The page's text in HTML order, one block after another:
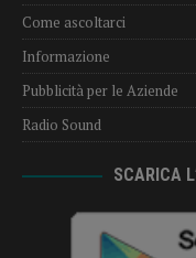
Come ascoltarci
Informazione
Pubblicità per le Aziende
Radio Sound
SCARICA